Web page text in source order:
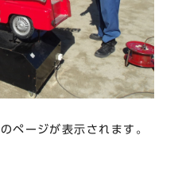
ページが表示されます。